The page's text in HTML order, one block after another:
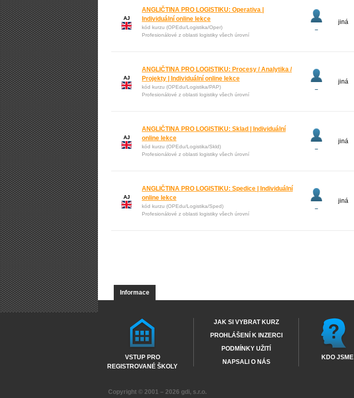
AJ
ANGLIČTINA PRO LOGISTIKU: Operativa |
Individuální online lekce
kód kurzu (OPEdu/Logistika/Oper)
Profesionálové z oblasti logistiky všech úrovní
–
jiná
AJ
ANGLIČTINA PRO LOGISTIKU: Procesy / Analytika /
Projekty | Individuální online lekce
kód kurzu (OPEdu/Logistika/PAP)
Profesionálové z oblasti logistiky všech úrovní
–
jiná
AJ
ANGLIČTINA PRO LOGISTIKU: Sklad | Individuální
online lekce
kód kurzu (OPEdu/Logistika/Skld)
Profesionálové z oblasti logistiky všech úrovní
–
jiná
AJ
ANGLIČTINA PRO LOGISTIKU: Spedice | Individuální
online lekce
kód kurzu (OPEdu/Logistika/Sped)
Profesionálové z oblasti logistiky všech úrovní
–
jiná
Informace
VSTUP PRO
REGISTROVANÉ ŠKOLY
JAK SI VYBRAT KURZ
PROHLÁŠENÍ K INZERCI
PODMÍNKY UŽITÍ
NAPSALI O NÁS
KDO JSME
Copyright © 2001 – 2026 gdi, s.r.o.